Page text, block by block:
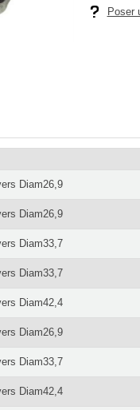
Poser
Diam26,9
Diam26,9
Diam33,7
Diam33,7
Diam42,4
Diam26,9
Diam33,7
Diam42,4